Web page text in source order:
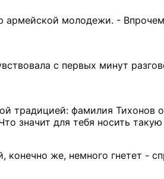
армейской молодежи. -
с первых минут
традицией: фамилия Тихонов
значит для тебя носить
конечно же, немного гнетет -